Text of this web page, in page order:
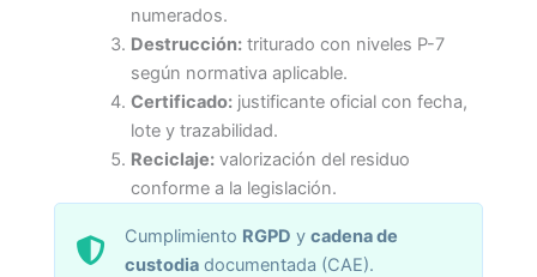
numerados.
Destrucción:triturado con niveles P-7
según normativa aplicable.
Certificado:justificante oficial con fecha,
lote y trazabilidad.
Reciclaje:valorización del residuo
conforme a la legislación.
Cumplimiento RGPD ycadena de
custodia documentada (CAE).